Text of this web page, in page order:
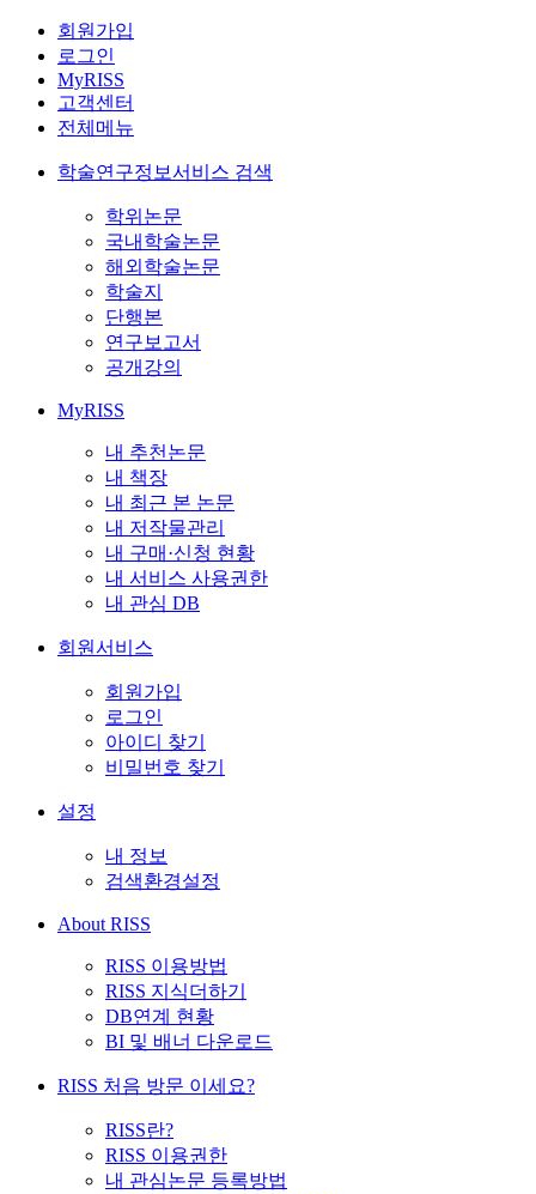
회원가입
로그인
MyRISS
고객센터
전체메뉴
학술연구정보서비스 검색
학위논문
국내학술논문
해외학술논문
학술지
단행본
연구보고서
공개강의
MyRISS
내 추천논문
내 책장
내 최근 본 논문
내 저작물관리
내 구매·신청 현황
내 서비스 사용권한
내 관심 DB
회원서비스
회원가입
로그인
아이디 찾기
비밀번호 찾기
설정
내 정보
검색환경설정
About RISS
RISS 이용방법
RISS 지식더하기
DB연계 현황
BI 및 배너 다운로드
RISS 처음 방문 이세요?
RISS란?
RISS 이용권한
내 관심논문 등록방법